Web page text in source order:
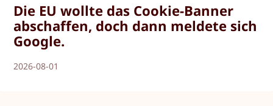
Die EU wollte das Cookie-Banner
abschaffen, doch dann meldete sich
Google.
2026-08-01